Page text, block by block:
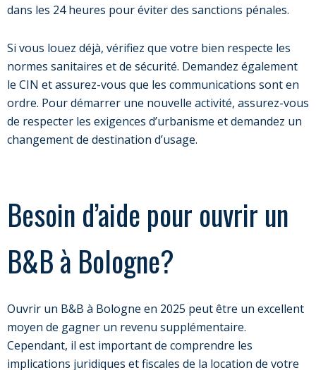
dans les 24 heures pour éviter des sanctions pénales.
Si vous louez déjà, vérifiez que votre bien respecte les
normes sanitaires et de sécurité. Demandez également
le CIN et assurez-vous que les communications sont en
ordre. Pour démarrer une nouvelle activité, assurez-vous
de respecter les exigences d’urbanisme et demandez un
changement de destination d’usage.
Besoin d’aide pour ouvrir un
B&B à Bologne?
Ouvrir un B&B à Bologne en 2025 peut être un excellent
moyen de gagner un revenu supplémentaire.
Cependant, il est important de comprendre les
implications juridiques et fiscales de la location de votre